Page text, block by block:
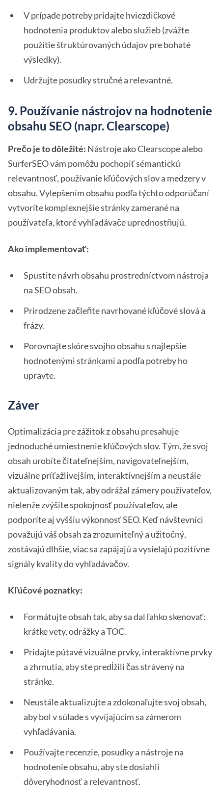
V prípade potreby pridajte hviezdičkové
hodnotenia produktov alebo služieb (zvážte
použitie štruktúrovaných údajov pre bohaté
výsledky).
Udržujte posudky stručné a relevantné.
9. Používanie nástrojov na hodnotenie
obsahu SEO (napr. Clearscope)
Prečo je to dôležité: Nástroje ako Clearscope alebo
SurferSEO vám pomôžu pochopiť sémantickú
relevantnosť, používanie kľúčových slov a medzery v
obsahu. Vylepšením obsahu podľa týchto odporúčaní
vytvoríte komplexnejšie stránky zamerané na
používateľa, ktoré vyhľadávače uprednostňujú.
Ako implementovať:
Spustite návrh obsahu prostredníctvom nástroja
na SEO obsah.
Prirodzene začleňte navrhované kľúčové slová a
frázy.
Porovnajte skóre svojho obsahu s najlepšie
hodnotenými stránkami a podľa potreby ho
upravte.
Záver
Optimalizácia pre zážitok z obsahu presahuje
jednoduché umiestnenie kľúčových slov. Tým, že svoj
obsah urobíte čitateľnejším, navigovateľnejším,
vizuálne príťažlivejším, interaktívnejším a neustále
aktualizovaným tak, aby odrážal zámery používateľov,
nielenže zvýšite spokojnosť používateľov, ale
podporíte aj vyššiu výkonnosť SEO. Keď návštevníci
považujú váš obsah za zrozumiteľný a užitočný,
zostávajú dlhšie, viac sa zapájajú a vysielajú pozitívne
signály kvality do vyhľadávačov.
Kľúčové poznatky:
Formátujte obsah tak, aby sa dal ľahko skenovať:
krátke vety, odrážky a TOC.
Pridajte pútavé vizuálne prvky, interaktívne prvky
a zhrnutia, aby ste predĺžili čas strávený na
stránke.
Neustále aktualizujte a zdokonaľujte svoj obsah,
aby bol v súlade s vyvíjajúcim sa zámerom
vyhľadávania.
Používajte recenzie, posudky a nástroje na
hodnotenie obsahu, aby ste dosiahli
dôveryhodnosť a relevantnosť.